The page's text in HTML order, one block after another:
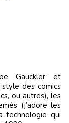
style des comics
ou autres), les
(j’adore les
technologie qui